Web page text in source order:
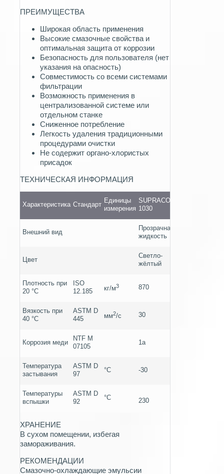
ПРЕИМУЩЕСТВА
Широкая область применения
Высокие смазочные свойства и
оптимальная защита от коррозии
Безопасность для пользователя (нет
указания на опасность)
Совместимость со всеми системами
фильтрации
Возможность применения в
централизованной системе или
отдельном станке
Сниженное потребление
Легкость удаления традиционными
процедурами очистки
Не содержит органо-хлористых
присадок
ТЕХНИЧЕСКАЯ ИНФОРМАЦИЯ
Характеристика Стандарт
Единицы
измерения
SUPRACO
1030
Внешний вид
Прозрачная
жидкость
Цвет
Светло-
жёлтый
Плотность при
20 °C
ISO
12.185
кг/м3 870
Вязкость при
40 °C
ASTM D
445
мм2/c 30
Коррозия меди
NTF M
07105
1a
Температура
застывания
ASTM D
97
°C -30
Температуры
вспышки
ASTM D
92
°C 230
ХРАНЕНИЕ
В сухом помещении, избегая
замораживания.
РЕКОМЕНДАЦИИ
Смазочно-охлаждающие эмульсии